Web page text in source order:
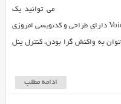
می توانید یک
سایت خبری قدرتمند راه اندازی کنید. پوسته Voice دارای طراحی و کدنویسی امروزی
به واکنش گرا بودن، کنترل پنل
ادامه مطلب